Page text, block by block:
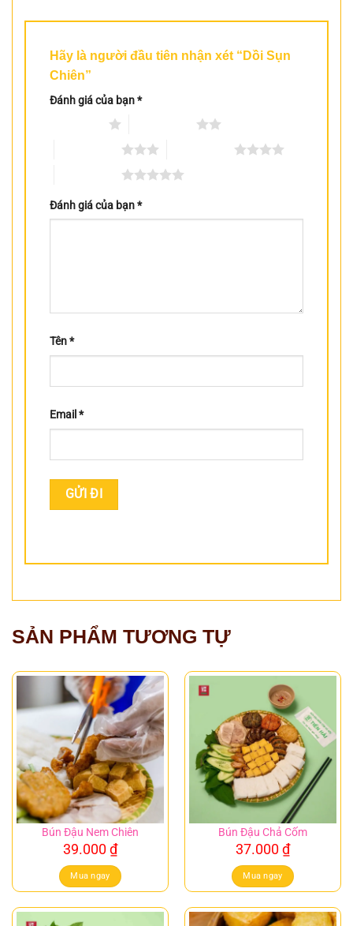
Hãy là người đầu tiên nhận xét “Dồi Sụn
Chiên”
Đánh giá của bạn*
Đánh giá của bạn*
Tên*
Email *
SẢN PHẨM TƯƠNG TỰ
Bún Đậu Nem Chiên
39.000₫
Mua ngay
Bún Đậu Chả Cốm
37.000₫
Mua ngay